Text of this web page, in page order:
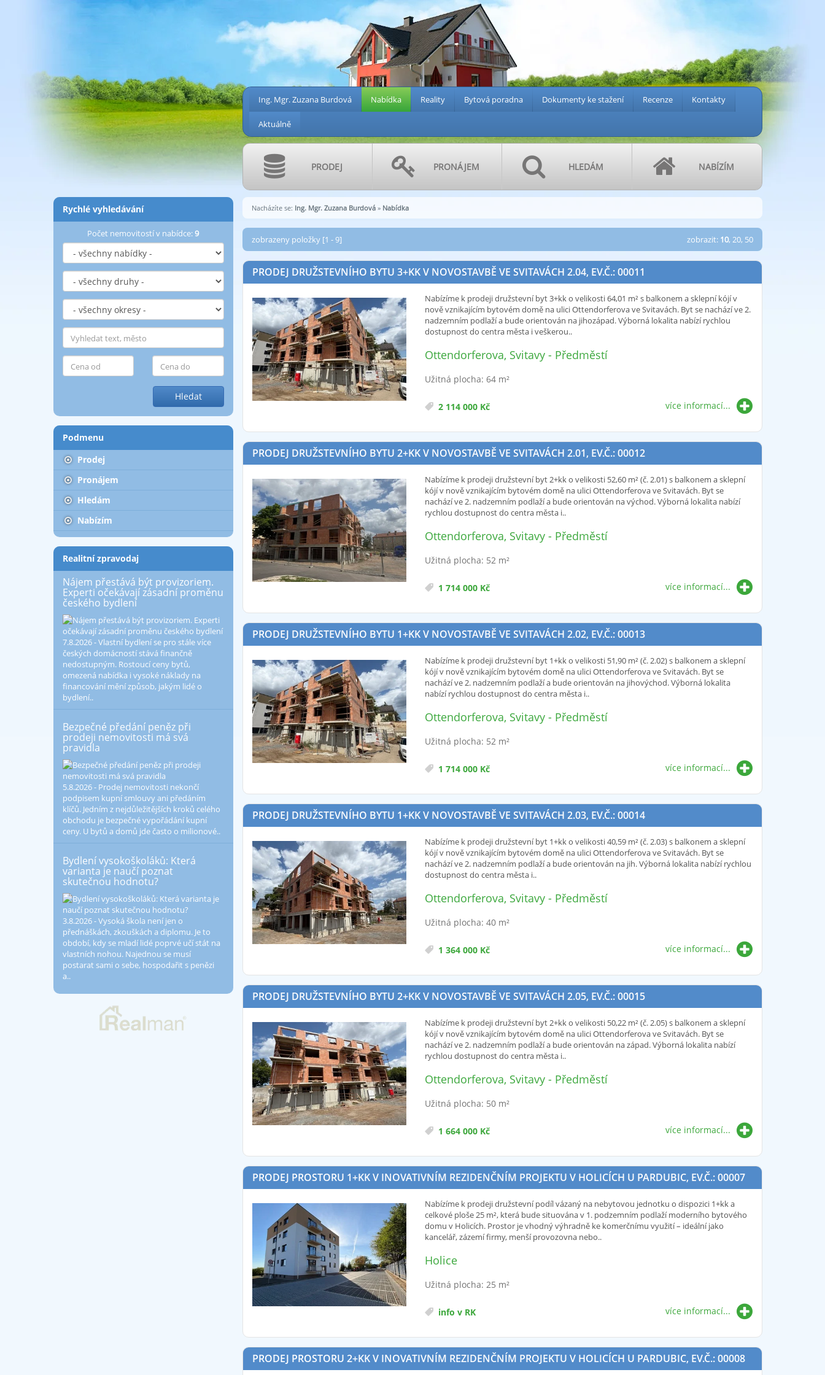
Ing. Mgr. Zuzana Burdová Nabídka Reality Bytová poradna Dokumenty ke stažení Recenze Kontakty
Aktuálně
PRODEJ PRONÁJEM HLEDÁM NABÍZÍM
Rychlé vyhledávání
Počet nemovitostí v nabídce:9
Hledat
Podmenu
Prodej
Pronájem
Hledám
Nabízím
Realitní zpravodaj
Nájem přestává být provizoriem.
Experti očekávají zásadní proměnu
českého bydlení
7.8.2026 - Vlastní bydlení se pro stále více
českých domácností stává finančně
nedostupným. Rostoucí ceny bytů,
omezená nabídka i vysoké náklady na
financování mění způsob, jakým lidé o
bydlení..
Bezpečné předání peněz při
prodeji nemovitosti má svá
pravidla
5.8.2026 - Prodej nemovitosti nekončí
podpisem kupní smlouvy ani předáním
klíčů. Jedním z nejdůležitějších kroků celého
obchodu je bezpečné vypořádání kupní
ceny. U bytů a domů jde často o milionové..
Bydlení vysokoškoláků: Která
varianta je naučí poznat
skutečnou hodnotu?
3.8.2026 - Vysoká škola není jen o
přednáškách, zkouškách a diplomu. Je to
období, kdy se mladí lidé poprvé učí stát na
vlastních nohou. Najednou se musí
postarat sami o sebe, hospodařit s penězi
a..
Nacházíte se: Ing. Mgr. Zuzana Burdová » Nabídka
zobrazeny položky [1 - 9] zobrazit: 10, 20, 50
PRODEJ DRUŽSTEVNÍHO BYTU 3+KK V NOVOSTAVBĚ VE SVITAVÁCH 2.04, EV.Č.: 00011
Nabízíme k prodeji družstevní byt 3+kk o velikosti 64,01 m² s balkonem a sklepní kójí v
nově vznikajícím bytovém domě na ulici Ottendorferova ve Svitavách. Byt se nachází ve 2.
nadzemním podlaží a bude orientován na jihozápad. Výborná lokalita nabízí rychlou
dostupnost do centra města i veškerou..
Ottendorferova, Svitavy - Předměstí
Užitná plocha: 64 m²
2 114 000 Kč více informací...
PRODEJ DRUŽSTEVNÍHO BYTU 2+KK V NOVOSTAVBĚ VE SVITAVÁCH 2.01, EV.Č.: 00012
Nabízíme k prodeji družstevní byt 2+kk o velikosti 52,60 m² (č. 2.01) s balkonem a sklepní
kójí v nově vznikajícím bytovém domě na ulici Ottendorferova ve Svitavách. Byt se
nachází ve 2. nadzemním podlaží a bude orientován na východ. Výborná lokalita nabízí
rychlou dostupnost do centra města i..
Ottendorferova, Svitavy - Předměstí
Užitná plocha: 52 m²
1 714 000 Kč více informací...
PRODEJ DRUŽSTEVNÍHO BYTU 1+KK V NOVOSTAVBĚ VE SVITAVÁCH 2.02, EV.Č.: 00013
Nabízíme k prodeji družstevní byt 1+kk o velikosti 51,90 m² (č. 2.02) s balkonem a sklepní
kójí v nově vznikajícím bytovém domě na ulici Ottendorferova ve Svitavách. Byt se
nachází ve 2. nadzemním podlaží a bude orientován na jihovýchod. Výborná lokalita
nabízí rychlou dostupnost do centra města i..
Ottendorferova, Svitavy - Předměstí
Užitná plocha: 52 m²
1 714 000 Kč více informací...
PRODEJ DRUŽSTEVNÍHO BYTU 1+KK V NOVOSTAVBĚ VE SVITAVÁCH 2.03, EV.Č.: 00014
Nabízíme k prodeji družstevní byt 1+kk o velikosti 40,59 m² (č. 2.03) s balkonem a sklepní
kójí v nově vznikajícím bytovém domě na ulici Ottendorferova ve Svitavách. Byt se
nachází ve 2. nadzemním podlaží a bude orientován na jih. Výborná lokalita nabízí rychlou
dostupnost do centra města i..
Ottendorferova, Svitavy - Předměstí
Užitná plocha: 40 m²
1 364 000 Kč více informací...
PRODEJ DRUŽSTEVNÍHO BYTU 2+KK V NOVOSTAVBĚ VE SVITAVÁCH 2.05, EV.Č.: 00015
Nabízíme k prodeji družstevní byt 2+kk o velikosti 50,22 m² (č. 2.05) s balkonem a sklepní
kójí v nově vznikajícím bytovém domě na ulici Ottendorferova ve Svitavách. Byt se
nachází ve 2. nadzemním podlaží a bude orientován na západ. Výborná lokalita nabízí
rychlou dostupnost do centra města i..
Ottendorferova, Svitavy - Předměstí
Užitná plocha: 50 m²
1 664 000 Kč více informací...
PRODEJ PROSTORU 1+KK V INOVATIVNÍM REZIDENČNÍM PROJEKTU V HOLICÍCH U PARDUBIC, EV.Č.: 00007
Nabízíme k prodeji družstevní podíl vázaný na nebytovou jednotku o dispozici 1+kk a
celkové ploše 25 m², která bude situována v 1. podzemním podlaží moderního bytového
domu v Holicích. Prostor je vhodný výhradně ke komerčnímu využití – ideální jako
kancelář, zázemí firmy, menší provozovna nebo..
Holice
Užitná plocha: 25 m²
info v RK více informací...
PRODEJ PROSTORU 2+KK V INOVATIVNÍM REZIDENČNÍM PROJEKTU V HOLICÍCH U PARDUBIC, EV.Č.: 00008